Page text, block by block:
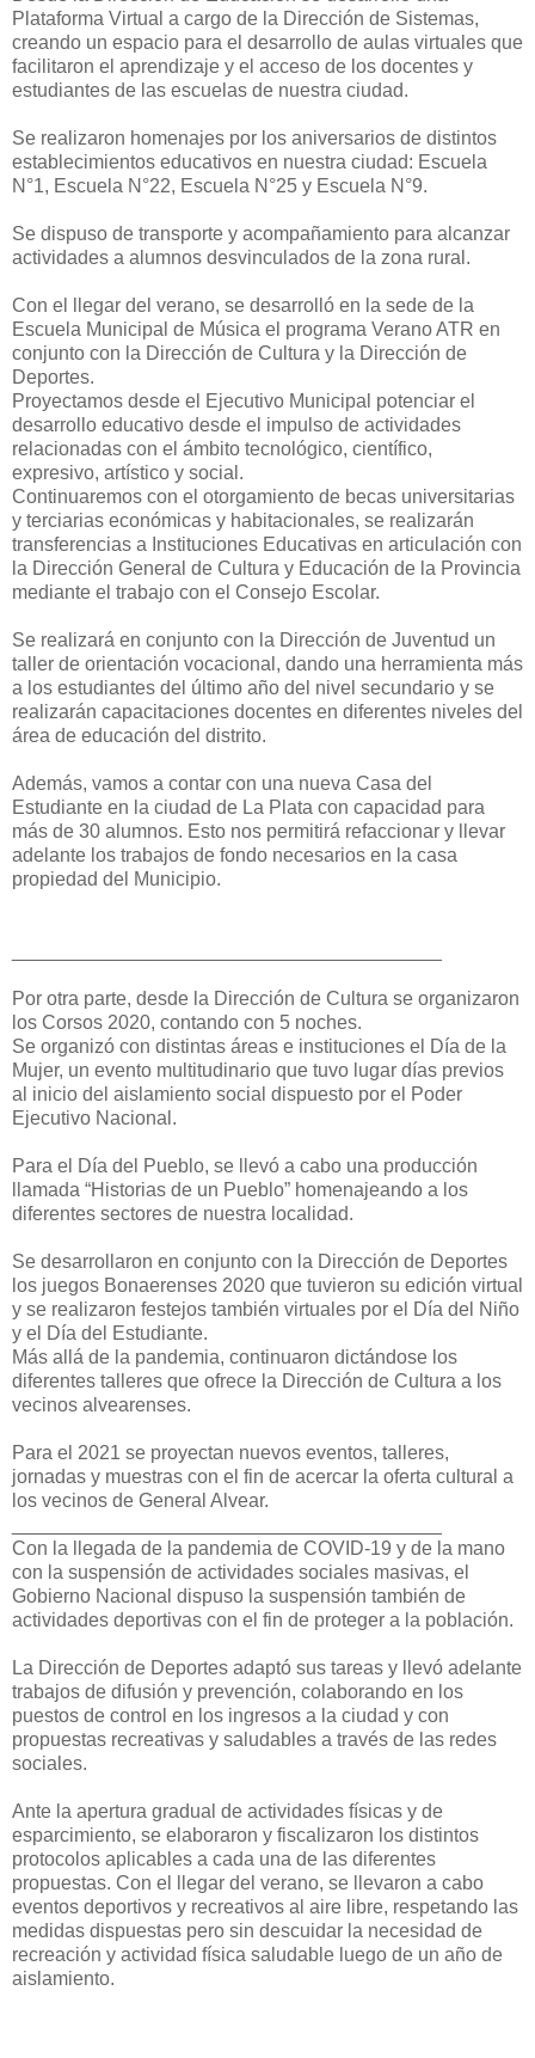
Plataforma Virtual a cargo de la Dirección de Sistemas,
creando un espacio para el desarrollo de aulas virtuales que
facilitaron el aprendizaje y el acceso de los docentes y
estudiantes de las escuelas de nuestra ciudad.
Se realizaron homenajes por los aniversarios de distintos
establecimientos educativos en nuestra ciudad: Escuela
N°1, Escuela N°22, Escuela N°25 y Escuela N°9.
Se dispuso de transporte y acompañamiento para alcanzar
actividades a alumnos desvinculados de la zona rural.
Con el llegar del verano, se desarrolló en la sede de la
Escuela Municipal de Música el programa Verano ATR en
conjunto con la Dirección de Cultura y la Dirección de
Deportes.
Proyectamos desde el Ejecutivo Municipal potenciar el
desarrollo educativo desde el impulso de actividades
relacionadas con el ámbito tecnológico, científico,
expresivo, artístico y social.
Continuaremos con el otorgamiento de becas universitarias
y terciarias económicas y habitacionales, se realizarán
transferencias a Instituciones Educativas en articulación con
la Dirección General de Cultura y Educación de la Provincia
mediante el trabajo con el Consejo Escolar.
Se realizará en conjunto con la Dirección de Juventud un
taller de orientación vocacional, dando una herramienta más
a los estudiantes del último año del nivel secundario y se
realizarán capacitaciones docentes en diferentes niveles del
área de educación del distrito.
Además, vamos a contar con una nueva Casa del
Estudiante en la ciudad de La Plata con capacidad para
más de 30 alumnos. Esto nos permitirá refaccionar y llevar
adelante los trabajos de fondo necesarios en la casa
propiedad del Municipio.
Por otra parte, desde la Dirección de Cultura se organizaron
los Corsos 2020, contando con 5 noches.
Se organizó con distintas áreas e instituciones el Día de la
Mujer, un evento multitudinario que tuvo lugar días previos
al inicio del aislamiento social dispuesto por el Poder
Ejecutivo Nacional.
Para el Día del Pueblo, se llevó a cabo una producción
llamada “Historias de un Pueblo” homenajeando a los
diferentes sectores de nuestra localidad.
Se desarrollaron en conjunto con la Dirección de Deportes
los juegos Bonaerenses 2020 que tuvieron su edición virtual
y se realizaron festejos también virtuales por el Día del Niño
y el Día del Estudiante.
Más allá de la pandemia, continuaron dictándose los
diferentes talleres que ofrece la Dirección de Cultura a los
vecinos alvearenses.
Para el 2021 se proyectan nuevos eventos, talleres,
jornadas y muestras con el fin de acercar la oferta cultural a
los vecinos de General Alvear.
Con la llegada de la pandemia de COVID-19 y de la mano
con la suspensión de actividades sociales masivas, el
Gobierno Nacional dispuso la suspensión también de
actividades deportivas con el fin de proteger a la población.
La Dirección de Deportes adaptó sus tareas y llevó adelante
trabajos de difusión y prevención, colaborando en los
puestos de control en los ingresos a la ciudad y con
propuestas recreativas y saludables a través de las redes
sociales.
Ante la apertura gradual de actividades físicas y de
esparcimiento, se elaboraron y fiscalizaron los distintos
protocolos aplicables a cada una de las diferentes
propuestas. Con el llegar del verano, se llevaron a cabo
eventos deportivos y recreativos al aire libre, respetando las
medidas dispuestas pero sin descuidar la necesidad de
recreación y actividad física saludable luego de un año de
aislamiento.